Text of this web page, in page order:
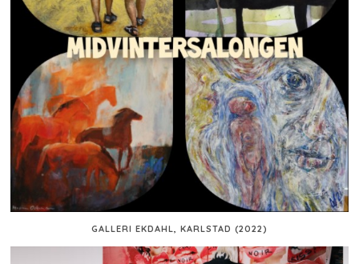
GALLERI EKDAHL, KARLSTAD (2022)